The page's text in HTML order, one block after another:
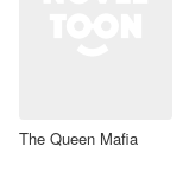
The Queen Mafia